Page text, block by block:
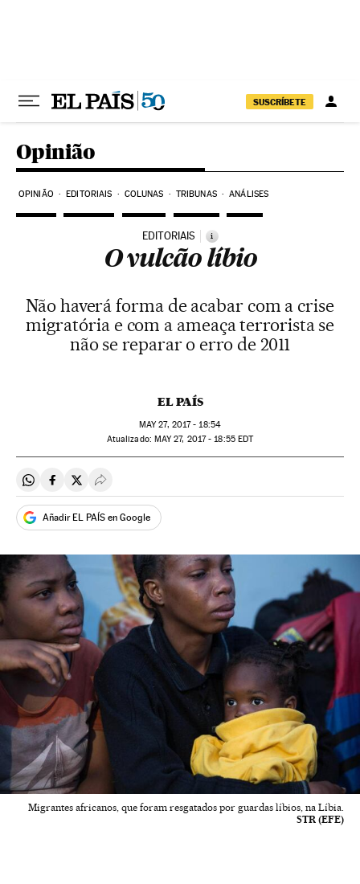
SUSCRÍBETE
Opinião
OPINIÃO EDITORIAIS COLUNAS TRIBUNAS ANÁLISES
EDITORIAIS i
O vulcão líbio
Não haverá forma de acabar com a crise
migratória e com a ameaça terrorista se
não se reparar o erro de 2011
EL PAÍS
MAY27, 2017 - 18:54
atualizado: MAY27, 2017 - 18:55EDT
Compartir en Whatsapp
Compartir en Facebook
Compartir en Twitter
Desplegar Redes Sociales
Añadir EL PAÍS en Google
Migrantes africanos, que foram resgatados por guardas líbios, na Líbia.
STR (EFE)